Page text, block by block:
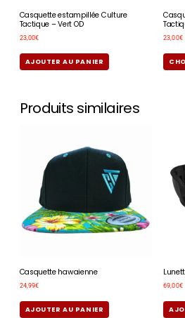
Casquette estampillée Culture
Tactique – Vert OD
23,00€
AJOUTER AU PANIER
23,00€
Produits similaires
Casquette hawaienne
24,99€
AJOUTER AU PANIER
69,00€